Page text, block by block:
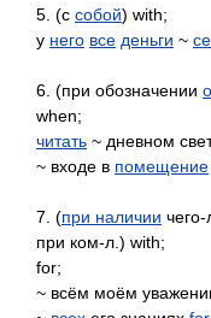
5. (с собой) with;
у него все деньги ~
6. (при обозначении
when;
читать ~ дневном
~ входе в помещение
7. (при наличии чего-
при ком-л.) with;
for;
~ всём моём